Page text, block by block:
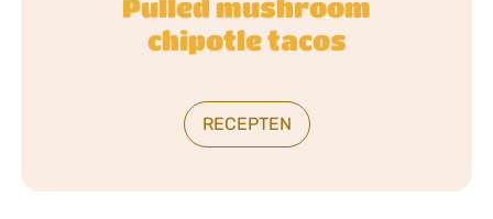
Pulled mushroom
chipotle tacos
RECEPTEN